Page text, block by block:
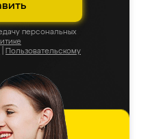
персональных
Пользовательскому